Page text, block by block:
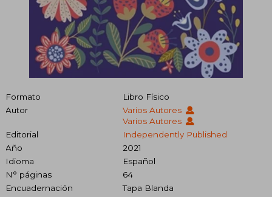
Formato
Libro Físico
Autor
Varios Autores
Varios Autores
Editorial
Independently Published
Año
2021
Idioma
Español
N° páginas
64
Encuadernación
Tapa Blanda